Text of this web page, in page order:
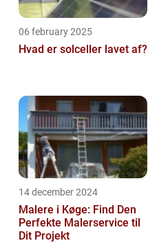
06 february 2025
Hvad er solceller lavet af?
14 december 2024
Malere i Køge: Find Den
Perfekte Malerservice til
Dit Projekt